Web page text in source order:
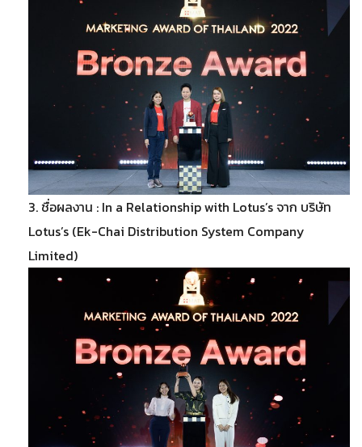
3. ชื่อผลงาน : In a Relationship with Lotus’s จาก บริษัท
Lotus’s (Ek-Chai Distribution System Company
Limited)